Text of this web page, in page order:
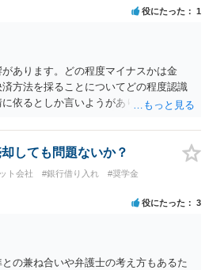
役にたった 1
あります。どの程度マイナスかは金
方法を採ることについてどの程度認識
依るとしか言いようがありません。 と
ことをお勧めします。
しても問題ないか？
ト会社 #銀行借り入れ
#奨学金
役にたった 3
の兼ね合いや弁護士の考え方もあるた